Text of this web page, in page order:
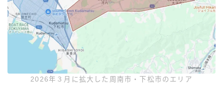
2026年３月に拡大した周南市・下松市のエリア